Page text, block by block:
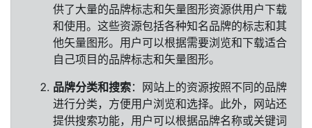
供了大量的品牌标志和矢量图形资源供用户下载
和使用。这些资源包括各种知名品牌的标志和其
他矢量图形。用户可以根据需要浏览和下载适合
自己项目的品牌标志和矢量图形。
品牌分类和搜索：网站上的资源按照不同的品牌
进行分类，方便用户浏览和选择。此外，网站还
提供搜索功能，用户可以根据品牌名称或关键词